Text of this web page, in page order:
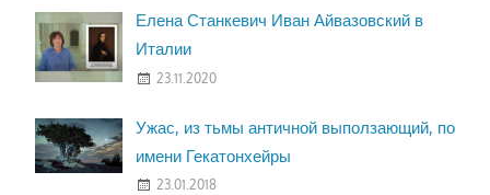
Елена Станкевич Иван Айвазовский в
Италии
23.11.2020
Ужас, из тьмы античной выползающий, по
имени Гекатонхейры
23.01.2018